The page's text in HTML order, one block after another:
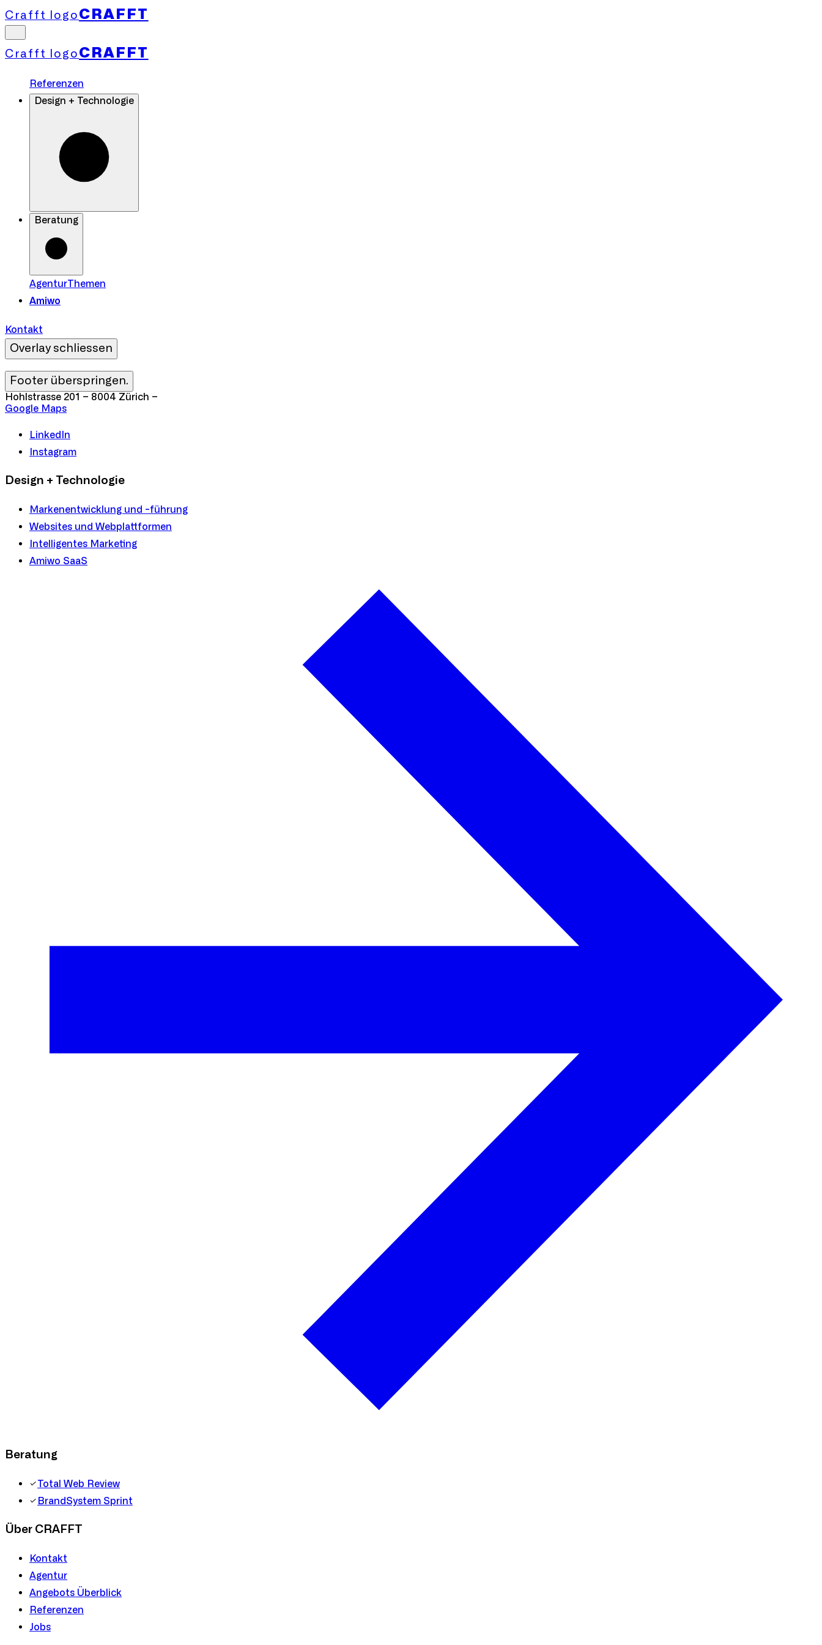
Crafft logo CRAFFT
Crafft logo CRAFFT
Referenzen
Design + Technologie
Beratung
AgenturThemen
Amiwo
Kontakt
Overlay schliessen
Footer überspringen.
Hohlstrasse 201 – 8004 Zürich –
Google Maps
LinkedIn
Instagram
Design + Technologie
Markenentwicklung und -führung
Websites und Webplattformen
Intelligentes Marketing
Amiwo SaaS
Beratung
Total Web Review
BrandSystem Sprint
Über CRAFFT
Kontakt
Agentur
Angebots Überblick
Referenzen
Jobs